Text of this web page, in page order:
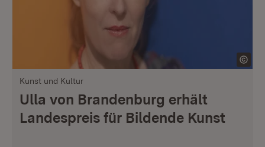
Kunst und Kultur
Ulla von Brandenburg erhält
Landespreis für Bildende Kunst